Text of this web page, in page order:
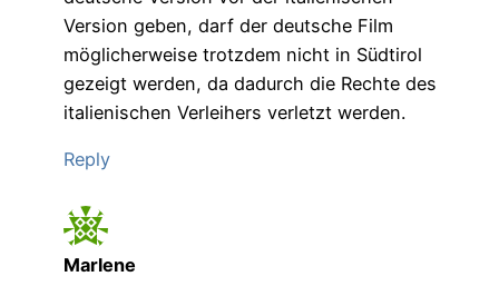
Version geben, darf der deutsche Film
möglicherweise trotzdem nicht in Südtirol
gezeigt werden, da dadurch die Rechte des
italienischen Verleihers verletzt werden.
Reply
Marlene